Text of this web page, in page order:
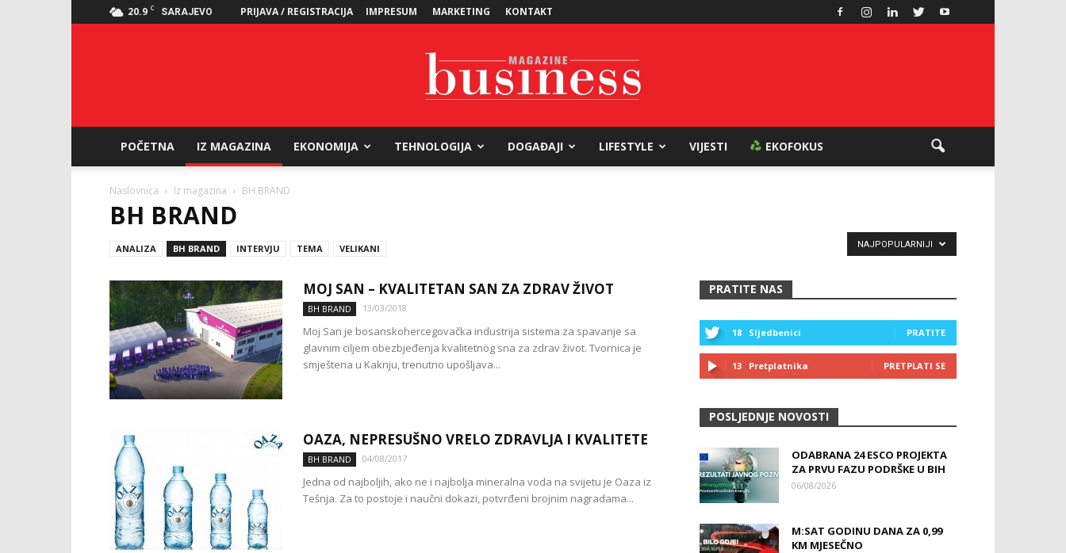
20.9 C SARAJEVO PRIJAVA / REGISTRACIJA IMPRESUM MARKETING KONTAKT
POČETNA IZ MAGAZINA EKONOMIJA TEHNOLOGIJA DOGAĐAJI LIFESTYLE VIJESTI EKOFOKUS
Naslovnica Iz magazina BH BRAND
BH BRAND
ANALIZA BH BRAND INTERVJU TEMA VELIKANI NAJPOPULARNIJI
MOJ SAN – KVALITETAN SAN ZA ZDRAV ŽIVOT
BH BRAND 13/03/2018
Moj San je bosanskohercegovačka industrija sistema za spavanje sa
glavnim ciljem obezbjeđenja kvalitetnog sna za zdrav život. Tvornica je
smještena u Kaknju, trenutno upošljava...
OAZA, NEPRESUŠNO VRELO ZDRAVLJA I KVALITETE
BH BRAND 04/08/2017
Jedna od najboljih, ako ne i najbolja mineralna voda na svijetu je Oaza iz
Tešnja. Za to postoje i naučni dokazi, potvrđeni brojnim nagradama...
PRATITE NAS
18 Sljedbenici PRATITE
13 Pretplatnika PRETPLATI SE
POSLJEDNJE NOVOSTI
ODABRANA 24 ESCO PROJEKTA
ZA PRVU FAZU PODRŠKE U BIH
06/08/2026
M:SAT GODINU DANA ZA 0,99
KM MJESEČNO